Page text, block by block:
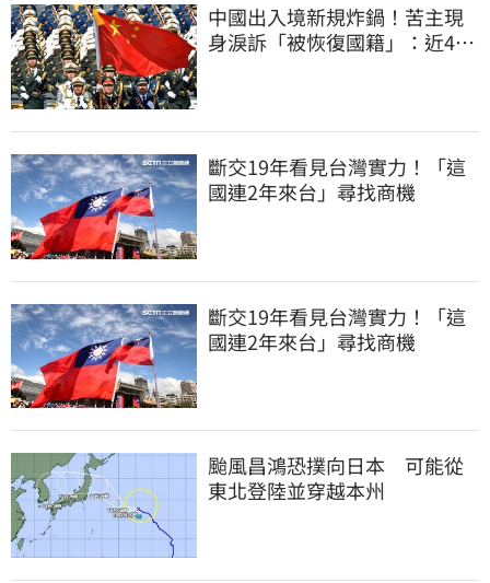
中國出入境新規炸鍋！苦主現
身淚訴「被恢復國籍」：近4億
斷交19年看見台灣實力！「這
國連2年來台」尋找商機
斷交19年看見台灣實力！「這
國連2年來台」尋找商機
颱風昌鴻恐撲向日本 可能從
東北登陸並穿越本州